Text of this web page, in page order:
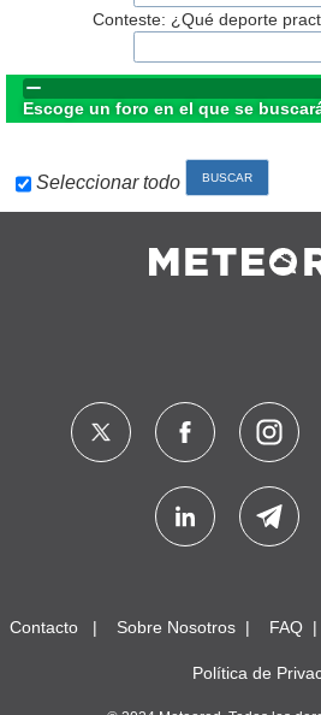
Conteste: ¿Qué deporte
Escoge un foro en el que se
Seleccionar todo
Contacto Sobre Nosotros FAQ
Política de